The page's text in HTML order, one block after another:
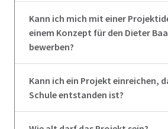
Kann ich mich mit einer
einem Konzept für den Dieter
bewerben?
Kann ich ein Projekt einreichen,
Schule entstanden ist?